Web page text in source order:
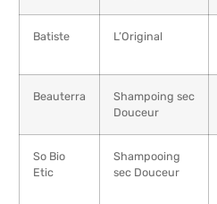
Batiste L’Original
Beauterra
Shampoing sec
Douceur
So Bio
Etic
Shampooing
sec Douceur